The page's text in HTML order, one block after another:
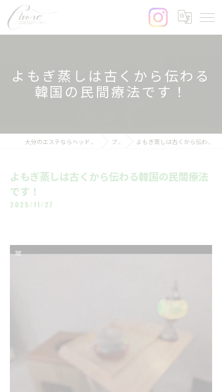
よもぎ蒸しは古くから伝わる
韓国の民間療法です！
ブログ よもぎ蒸しは古くから伝わる韓国の民間療法です！
よもぎ蒸しは古くから伝わる韓国の民間療法
です！
2025/11/27